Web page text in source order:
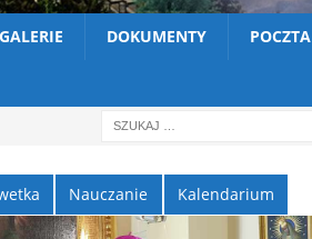
GALERIE DOKUMENTY POCZTA
Nauczanie Kalendarium